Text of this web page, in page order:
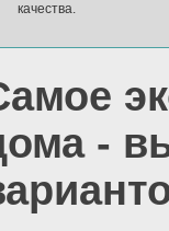
качества.
-